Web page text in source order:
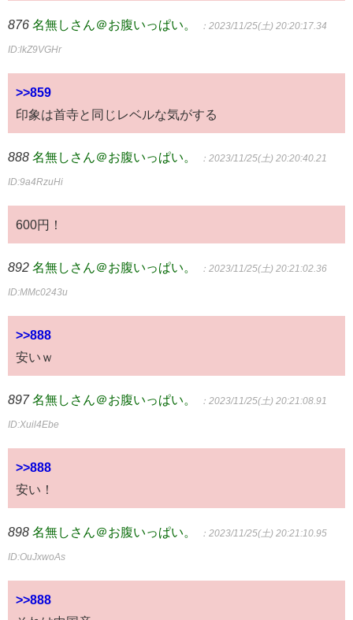
876 名無しさん＠お腹いっぱい。 ：2023/11/25(土) 20:20:17.34
ID:lkZ9VGHr
>>859
印象は首寺と同じレベルな気がする
888 名無しさん＠お腹いっぱい。 ：2023/11/25(土) 20:20:40.21
ID:9a4RzuHi
600円！
892 名無しさん＠お腹いっぱい。 ：2023/11/25(土) 20:21:02.36
ID:MMc0243u
>>888
安いｗ
897 名無しさん＠お腹いっぱい。 ：2023/11/25(土) 20:21:08.91
ID:Xuil4Ebe
>>888
安い！
898 名無しさん＠お腹いっぱい。 ：2023/11/25(土) 20:21:10.95
ID:OuJxwoAs
>>888